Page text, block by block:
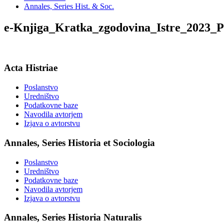
Annales, Series Hist. & Soc.
e-
Acta Histriae
Poslanstvo
Uredništvo
Podatkovne baze
Navodila avtorjem
Izjava o avtorstvu
Annales, Series Historia et Sociologia
Poslanstvo
Uredništvo
Podatkovne baze
Navodila avtorjem
Izjava o avtorstvu
Annales, Series Historia Naturalis